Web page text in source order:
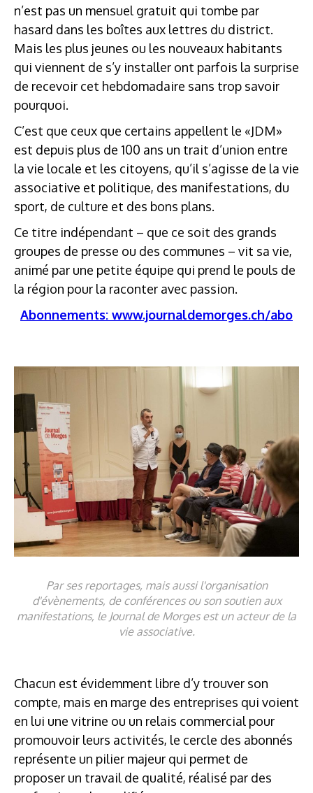
n’est pas un mensuel gratuit qui tombe par
hasard dans les boîtes aux lettres du district.
Mais les plus jeunes ou les nouveaux habitants
qui viennent de s’y installer ont parfois la surprise
de recevoir cet hebdomadaire sans trop savoir
pourquoi.
C’est que ceux que certains appellent le «JDM»
est depuis plus de 100 ans un trait d’union entre
la vie locale et les citoyens, qu’il s’agisse de la vie
associative et politique, des manifestations, du
sport, de culture et des bons plans.
Ce titre indépendant – que ce soit des grands
groupes de presse ou des communes – vit sa vie,
animé par une petite équipe qui prend le pouls de
la région pour la raconter avec passion.
Abonnements: www.journaldemorges.ch/abo
Par ses reportages, mais aussi l'organisation
d'évènements, de conférences ou son soutien aux
manifestations, le Journal de Morges est un acteur de la
vie associative.
Chacun est évidemment libre d’y trouver son
compte, mais en marge des entreprises qui voient
en lui une vitrine ou un relais commercial pour
promouvoir leurs activités, le cercle des abonnés
représente un pilier majeur qui permet de
proposer un travail de qualité, réalisé par des